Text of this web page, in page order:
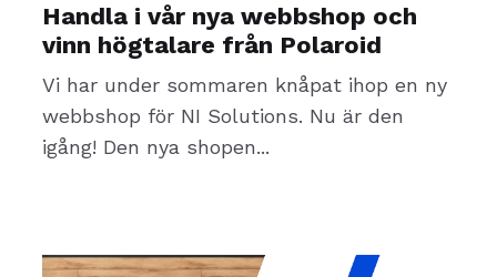
Handla i vår nya webbshop och
vinn högtalare från Polaroid
Vi har under sommaren knåpat ihop en ny
webbshop för NI Solutions. Nu är den
igång! Den nya shopen...